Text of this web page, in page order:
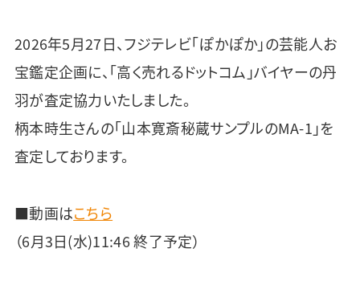
2026年5月27日、フジテレビ「ぽかぽか」の芸能人お
宝鑑定企画に、「高く売れるドットコム」バイヤーの丹
羽が査定協力いたしました。
柄本時生さんの「山本寛斎秘蔵サンプルのMA-1」を
査定しております。
■動画はこちら
（6月3日(水)11:46 終了予定）